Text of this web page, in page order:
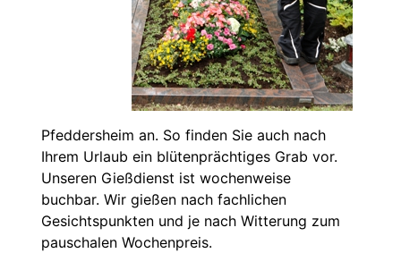
Pfeddersheim an. So finden Sie auch nach
Ihrem Urlaub ein blütenprächtiges Grab vor.
Unseren Gießdienst ist wochenweise
buchbar. Wir gießen nach fachlichen
Gesichtspunkten und je nach Witterung zum
pauschalen Wochenpreis.